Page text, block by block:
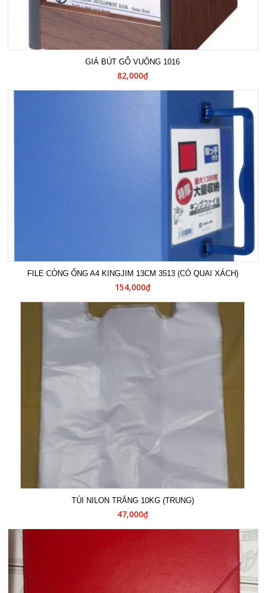
GIÁ BÚT GỖ VUÔNG 1016
82,000₫
FILE CÒNG ỐNG A4 KINGJIM 13CM 3513 (CÓ QUAI XÁCH)
154,000₫
TÚI NILON TRẮNG 10KG (TRUNG)
47,000₫